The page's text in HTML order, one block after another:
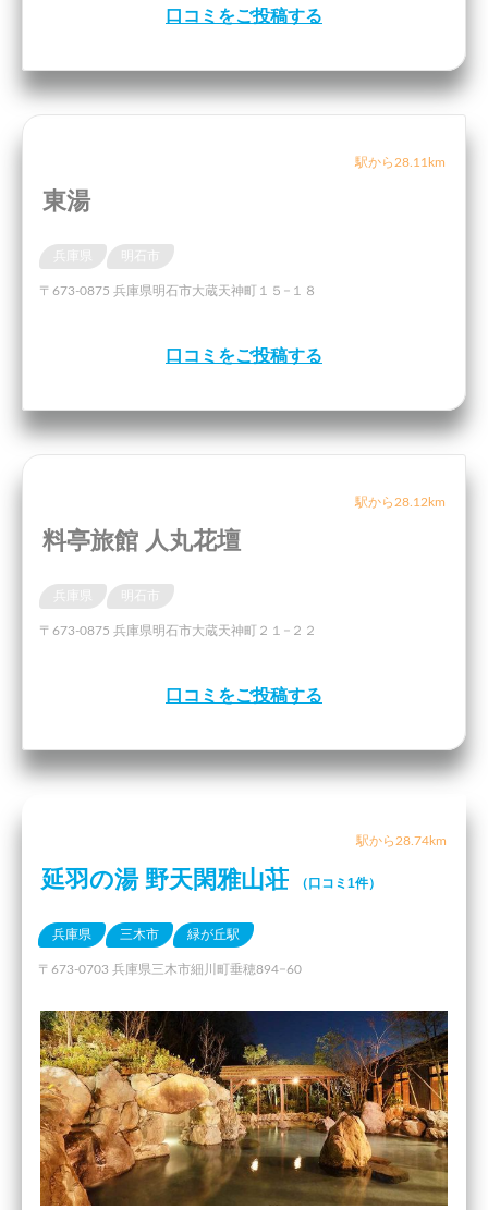
口コミをご投稿する
駅から28.11km
東湯
明石市
〒673-0875 兵庫県明石市大蔵天神町１５−１８
口コミをご投稿する
駅から28.12km
料亭旅館 人丸花壇
明石市
〒673-0875 兵庫県明石市大蔵天神町２１−２２
口コミをご投稿する
駅から28.74km
延羽の湯 野天閑雅山荘 （口コミ1件）
兵庫県 三木市 緑が丘駅
〒673-0703 兵庫県三木市細川町垂穂894−60